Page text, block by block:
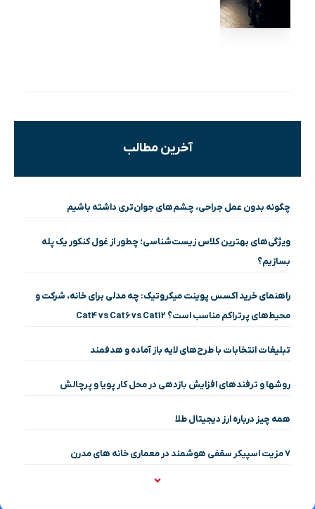
آخرین مطالب
چگونه بدون عمل جراحی، چشم‌های جوان‌تری داشته باشیم
ویژگی‌های بهترین کلاس زیست‌شناسی؛ چطور از غول کنکور یک پله
بسازیم؟
راهنمای خرید اکسس پوینت میکروتیک: چه مدلی برای خانه، شرکت و
محیط‌های پرتراکم مناسب است؟ Cat4 vs Cat6 vs Cat12
تبلیغات انتخابات با طرح‌های لایه باز آماده و هدفمند
روشها و ترفندهای افزایش بازدهی در محل کار پویا و پرچالش
همه چیز درباره ارز دیجیتال طلا
۷ مزیت اسپیکر سقفی هوشمند در معماری خانه‌ های مدرن